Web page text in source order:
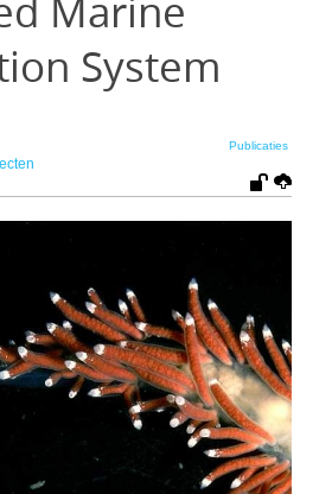
Marine
System
Publicaties